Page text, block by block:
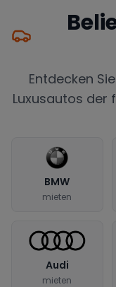
Entdecken
Luxusautos der
BMW
mieten
Audi
mieten